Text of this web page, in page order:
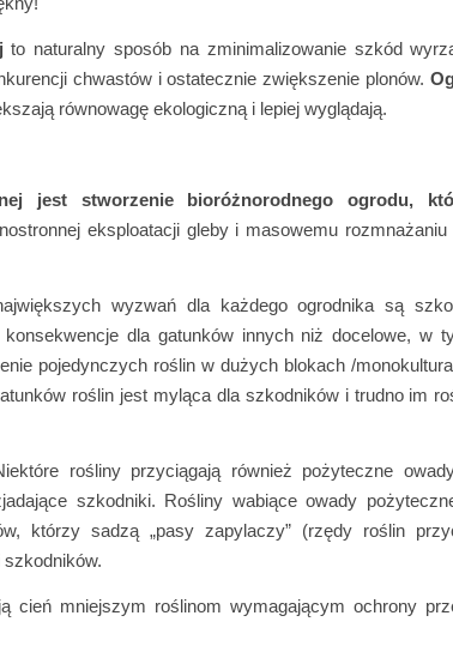
to naturalny sposób na zminimalizowanie szkód
chwastów i ostatecznie zwiększenie plonów.
równowagę ekologiczną i lepiej wyglądają.
jest stworzenie bioróżnorodnego ogrodu,
eksploatacji gleby i masowemu
wyzwań dla każdego ogrodnika są
dla gatunków innych niż docelowe, w
pojedynczych roślin w dużych blokach /
roślin jest myląca dla szkodników i trudno im
rośliny przyciągają również pożyteczne
szkodniki. Rośliny wabiące owady
którzy sadzą „pasy zapylaczy” (rzędy roślin
cień mniejszym roślinom wymagającym ochrony